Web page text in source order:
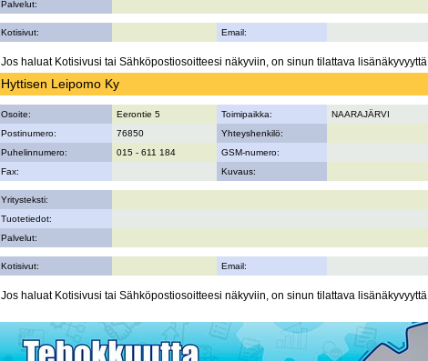
Palvelut:
Kotisivut: Email:
Jos haluat Kotisivusi tai Sähköpostiosoitteesi näkyviin, on sinun tilattava lisänäkyvyyttä
Hyttisen Leipomo Ky
Osoite: Eerontie 5 Toimipaikka:
NAARAJÄRVI
Postinumero:
76850
Yhteyshenkilö:
Puhelinnumero:
015 - 611 184
GSM-numero:
Fax:
Kuvaus:
Yritysteksti:
Tuotetiedot:
Palvelut:
Kotisivut: Email:
Jos haluat Kotisivusi tai Sähköpostiosoitteesi näkyviin, on sinun tilattava lisänäkyvyyttä